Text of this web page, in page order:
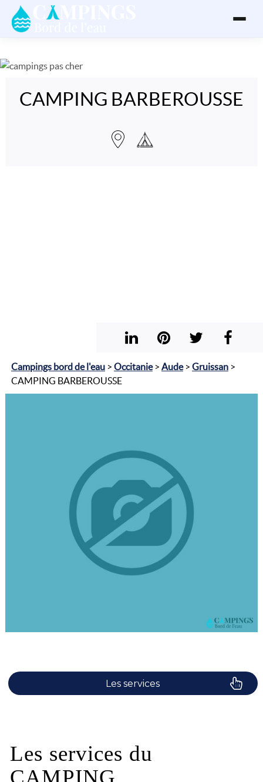
CAMPING BARBEROUSSE
Campings bord de l'eau> Occitanie> Aude> Gruissan >
CAMPING BARBEROUSSE
Les services
Les activités
Les services du
CAMPING